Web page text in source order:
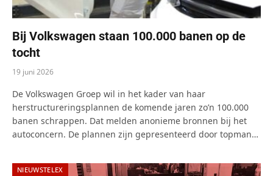
Bij Volkswagen staan 100.000 banen op de
tocht
19 juni 2026
De Volkswagen Groep wil in het kader van haar
herstructureringsplannen de komende jaren zo’n 100.000
banen schrappen. Dat melden anonieme bronnen bij het
autoconcern. De plannen zijn gepresenteerd door topman…
NIEUWSTELEX